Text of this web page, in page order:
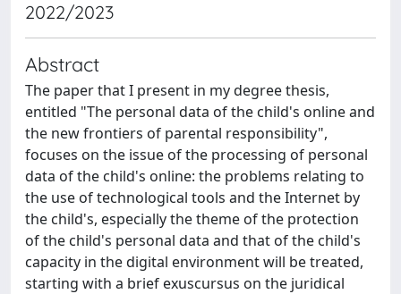
2022/2023
Abstract
The paper that I present in my degree thesis,
entitled "The personal data of the child's online and
the new frontiers of parental responsibility",
focuses on the issue of the processing of personal
data of the child's online: the problems relating to
the use of technological tools and the Internet by
the child's, especially the theme of the protection
of the child's personal data and that of the child's
capacity in the digital environment will be treated,
starting with a brief exuscursus on the juridical